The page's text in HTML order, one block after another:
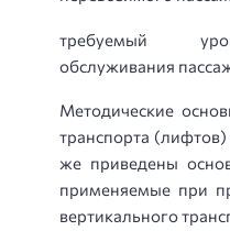
требуемый
обслуживания
Методические
транспорта
же приведены
применяемые при
вертикального